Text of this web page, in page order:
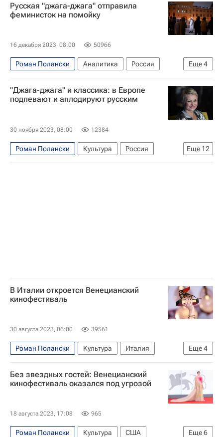
Русская "джага-джага" отправила
феминисток на помойку
16 декабря 2023, 08:00 50966
Еще4
Роман Полански Аналитика
Россия
Франция
Фредерик Бегбедер
Евросоюз
Харви Вайнштейн
"Джага-джага" и классика: в Европе
подпевают и аплодируют русским
30 ноября 2023, 08:00 12384
Еще 12
Роман Полански Культура
Россия
Сеул
Александр Петров
В Италии откроется Венецианский
кинофестиваль
30 августа 2023, 06:00 39561
Еще4
Роман Полански Культура
Италия
Венеция
Брэдли Купер
Майкл Манн
Кино
Без звездных гостей: Венецианский
кинофестиваль оказался под угрозой
18 августа 2023, 17:08 965
Еще6
Роман Полански Культура
США